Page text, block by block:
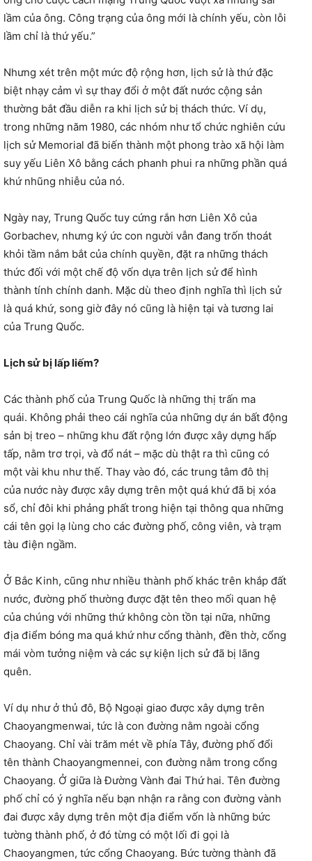
lầm của ông. Công trạng của ông mới là chính yếu, còn lỗi
lầm chỉ là thứ yếu.”
Nhưng xét trên một mức độ rộng hơn, lịch sử là thứ đặc
biệt nhạy cảm vì sự thay đổi ở một đất nước cộng sản
thường bắt đầu diễn ra khi lịch sử bị thách thức. Ví dụ,
trong những năm 1980, các nhóm như tổ chức nghiên cứu
lịch sử Memorial đã biến thành một phong trào xã hội làm
suy yếu Liên Xô bằng cách phanh phui ra những phần quá
khứ nhũng nhiễu của nó.
Ngày nay, Trung Quốc tuy cứng rắn hơn Liên Xô của
Gorbachev, nhưng ký ức con người vẫn đang trốn thoát
khỏi tầm nắm bắt của chính quyền, đặt ra những thách
thức đối với một chế độ vốn dựa trên lịch sử để hình
thành tính chính danh. Mặc dù theo định nghĩa thì lịch sử
là quá khứ, song giờ đây nó cũng là hiện tại và tương lai
của Trung Quốc.
Lịch sử bị lấp liếm?
Các thành phố của Trung Quốc là những thị trấn ma
quái. Không phải theo cái nghĩa của những dự án bất động
sản bị treo – những khu đất rộng lớn được xây dựng hấp
tấp, nằm trơ trọi, và đổ nát – mặc dù thật ra thì cũng có
một vài khu như thế. Thay vào đó, các trung tâm đô thị
của nước này được xây dựng trên một quá khứ đã bị xóa
sổ, chỉ đôi khi phảng phất trong hiện tại thông qua những
cái tên gọi lạ lùng cho các đường phố, công viên, và trạm
tàu ​​điện ngầm.
Ở Bắc Kinh, cũng như nhiều thành phố khác trên khắp đất
nước, đường phố thường được đặt tên theo mối quan hệ
của chúng với những thứ không còn tồn tại nữa, những
địa điểm bóng ma quá khứ như cổng thành, đền thờ, cổng
mái vòm tưởng niệm và các sự kiện lịch sử đã bị lãng
quên.
Ví dụ như ở thủ đô, Bộ Ngoại giao được xây dựng trên
Chaoyangmenwai, tức là con đường nằm ngoài cổng
Chaoyang. Chỉ vài trăm mét về phía Tây, đường phố đổi
tên thành Chaoyangmennei, con đường nằm trong cổng
Chaoyang. Ở giữa là Đường Vành đai Thứ hai. Tên đường
phố chỉ có ý nghĩa nếu bạn nhận ra rằng con đường vành
đai được xây dựng trên một địa điểm vốn là những bức
tường thành phố, ở đó từng có một lối đi gọi là
Chaoyangmen, tức cổng Chaoyang. Bức tường thành đã